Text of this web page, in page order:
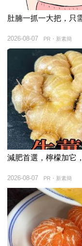
肚腩一抓一大把，只
PR・新素簡
2026-08-07
減肥首選，檸檬加它
PR・新素簡
2026-08-07